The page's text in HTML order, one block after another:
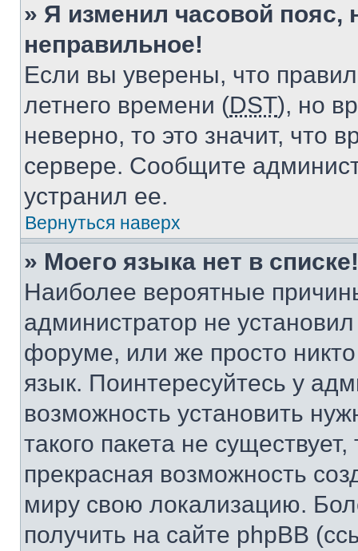
» Я изменил часовой пояс,
неправильное!
Если вы уверены, что
летнего времени (DST), но
неверно, то это значит, что
сервере. Сообщите
устранил ее.
Вернуться наверх
» Моего языка нет в списке!
Наиболее вероятные
администратор не
форуме, или же просто
язык. Поинтересуйтесь у
возможность установить
такого пакета не
прекрасная возможность
миру свою локализацию.
получить на сайте phpBB